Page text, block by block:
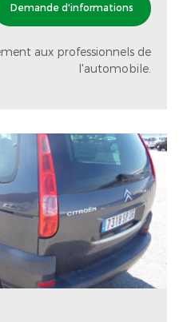
Demande d'informations
aux professionnels de
l'automobile.